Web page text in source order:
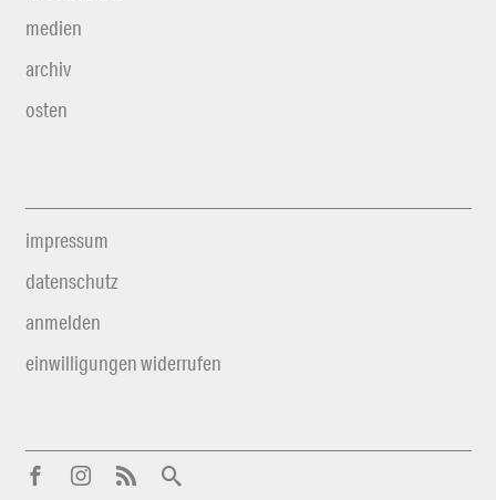
medien
archiv
osten
impressum
datenschutz
anmelden
einwilligungen widerrufen